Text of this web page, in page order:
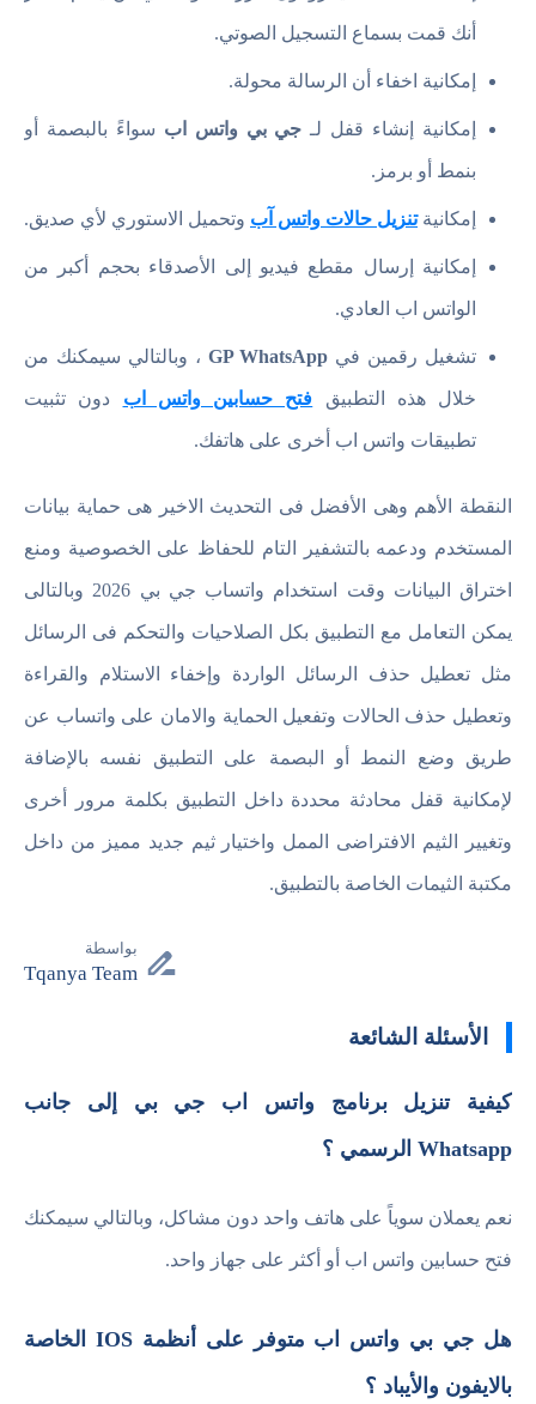
أنك قمت بسماع التسجيل الصوتي.
إمكانية اخفاء أن الرسالة محولة.
إمكانية إنشاء قفل لـ جي بي واتس اب سواءً بالبصمة أو
بنمط أو برمز.
إمكانيةتنزيل حالات واتس آب وتحميل الاستوري لأي صديق.
إمكانية إرسال مقطع فيديو إلى الأصدقاء بحجم أكبر من
الواتس اب العادي.
تشغيل رقمين في GP WhatsApp ، وبالتالي سيمكنك من
خلال هذه التطبيق فتح حسابين واتس اب دون تثبيت
تطبيقات واتس اب أخرى على هاتفك.
النقطة الأهم وهى الأفضل فى التحديث الاخير هى حماية بيانات
المستخدم ودعمه بالتشفير التام للحفاظ على الخصوصية ومنع
اختراق البيانات وقت استخدام واتساب جي بي 2026 وبالتالى
يمكن التعامل مع التطبيق بكل الصلاحيات والتحكم فى الرسائل
مثل تعطيل حذف الرسائل الواردة وإخفاء الاستلام والقراءة
وتعطيل حذف الحالات وتفعيل الحماية والامان على واتساب عن
طريق وضع النمط أو البصمة على التطبيق نفسه بالإضافة
لإمكانية قفل محادثة محددة داخل التطبيق بكلمة مرور أخرى
وتغيير الثيم الافتراضى الممل واختيار ثيم جديد مميز من داخل
مكتبة الثيمات الخاصة بالتطبيق.
بواسطة
Tqanya Team
الأسئلة الشائعة
كيفية تنزيل برنامج واتس اب جي بي إلى جانب
Whatsapp الرسمي ؟
نعم يعملان سوياً على هاتف واحد دون مشاكل، وبالتالي سيمكنك
فتح حسابين واتس اب أو أكثر على جهاز واحد.
هل جي بي واتس اب متوفر على أنظمة IOS الخاصة
بالايفون والأيباد ؟